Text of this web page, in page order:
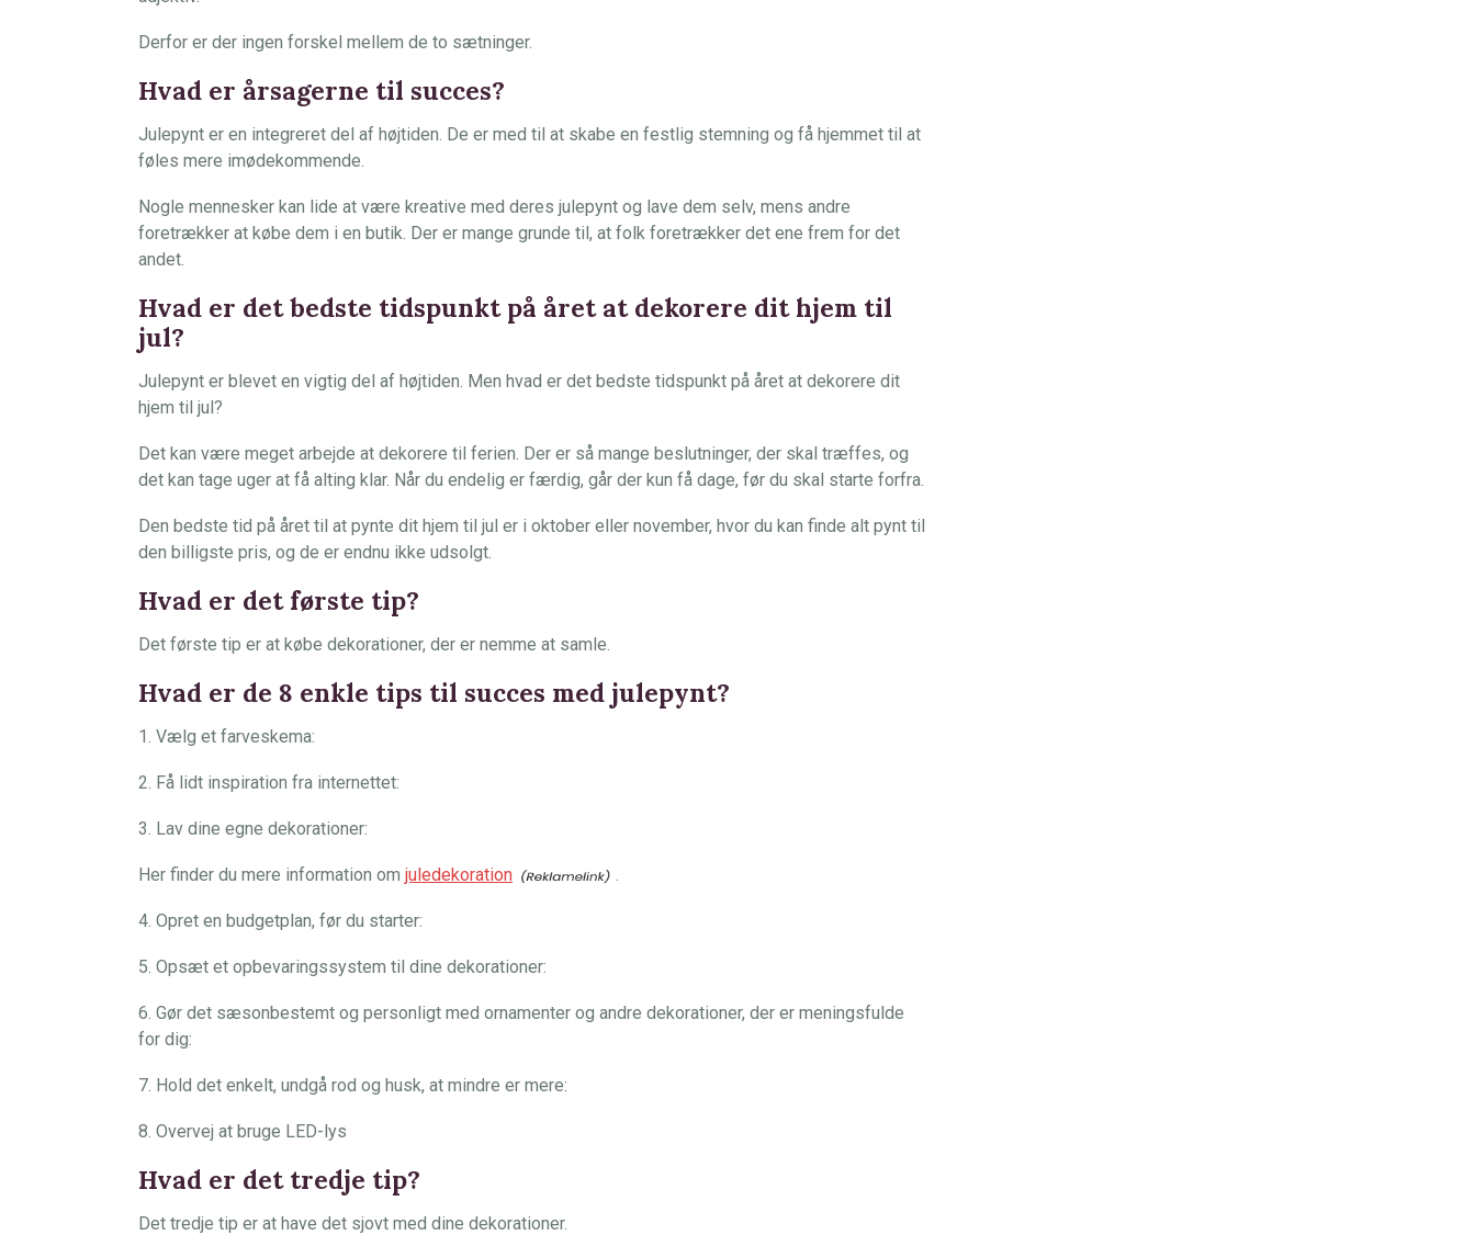
Derfor er der ingen forskel mellem de to sætninger.
Hvad er årsagerne til succes?
Julepynt er en integreret del af højtiden. De er med til at skabe en festlig stemning og få hjemmet til at
føles mere imødekommende.
Nogle mennesker kan lide at være kreative med deres julepynt og lave dem selv, mens andre
foretrækker at købe dem i en butik. Der er mange grunde til, at folk foretrækker det ene frem for det
andet.
Hvad er det bedste tidspunkt på året at dekorere dit hjem til
jul?
Julepynt er blevet en vigtig del af højtiden. Men hvad er det bedste tidspunkt på året at dekorere dit
hjem til jul?
Det kan være meget arbejde at dekorere til ferien. Der er så mange beslutninger, der skal træffes, og
det kan tage uger at få alting klar. Når du endelig er færdig, går der kun få dage, før du skal starte forfra.
Den bedste tid på året til at pynte dit hjem til jul er i oktober eller november, hvor du kan finde alt pynt til
den billigste pris, og de er endnu ikke udsolgt.
Hvad er det første tip?
Det første tip er at købe dekorationer, der er nemme at samle.
Hvad er de 8 enkle tips til succes med julepynt?
1. Vælg et farveskema:
2. Få lidt inspiration fra internettet:
3. Lav dine egne dekorationer:
Her finder du mere information om juledekoration .
4. Opret en budgetplan, før du starter:
5. Opsæt et opbevaringssystem til dine dekorationer:
6. Gør det sæsonbestemt og personligt med ornamenter og andre dekorationer, der er meningsfulde
for dig:
7. Hold det enkelt, undgå rod og husk, at mindre er mere:
8. Overvej at bruge LED-lys
Hvad er det tredje tip?
Det tredje tip er at have det sjovt med dine dekorationer.